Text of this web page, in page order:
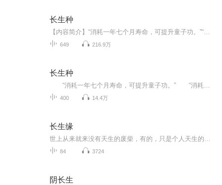
长生种
649 216.9万
长生种
400 14.4万
长生缘
84 3724
阴长生